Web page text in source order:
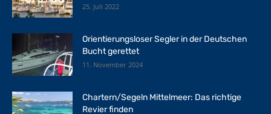
25. Juli 2022
Orientierungsloser Segler in der Deutschen
Bucht gerettet
11. November 2024
Chartern/Segeln Mittelmeer: Das richtige
Revier finden